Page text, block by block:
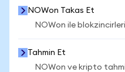
NOWon Takas Et
NOWon ile
Tahmin Et
NOWon ve kripto